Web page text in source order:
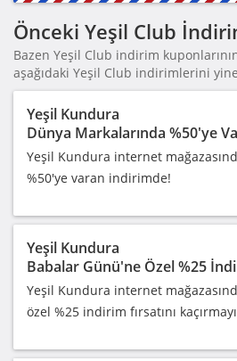
Önceki Yeşil Club
Bazen Yeşil Club indirim
aşağıdaki Yeşil Club indirimlerini
Yeşil Kundura
Dünya Markalarında %50'ye
Yeşil Kundura internet
%50'ye varan indirimde!
Yeşil Kundura
Babalar Günü'ne Özel %25
Yeşil Kundura internet
özel %25 indirim fırsatını